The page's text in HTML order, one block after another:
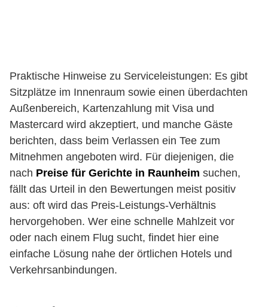
Praktische Hinweise zu Serviceleistungen: Es gibt
Sitzplätze im Innenraum sowie einen überdachten
Außenbereich, Kartenzahlung mit Visa und
Mastercard wird akzeptiert, und manche Gäste
berichten, dass beim Verlassen ein Tee zum
Mitnehmen angeboten wird. Für diejenigen, die
nach Preise für Gerichte in Raunheim suchen,
fällt das Urteil in den Bewertungen meist positiv
aus: oft wird das Preis-Leistungs-Verhältnis
hervorgehoben. Wer eine schnelle Mahlzeit vor
oder nach einem Flug sucht, findet hier eine
einfache Lösung nahe der örtlichen Hotels und
Verkehrsanbindungen.